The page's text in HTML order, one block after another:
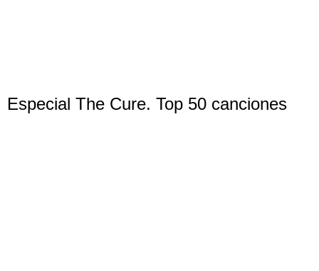
Especial The Cure. Top 50 canciones